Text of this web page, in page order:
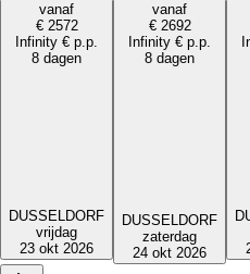
vanaf
€ 2572
Infinity € p.p.
8 dagen
DUSSELDORF
vrijdag
23 okt 2026
vanaf
€ 2692
Infinity € p.p.
8 dagen
DUSSELDORF
zaterdag
24 okt 2026